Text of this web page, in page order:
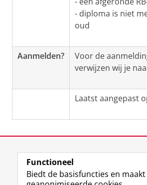
- diploma is niet
oud
Aanmelden?
Voor de
verwijzen wij je
Laatst aangepast
View this page in:English
Functioneel
Biedt de basisfuncties en